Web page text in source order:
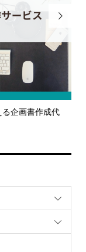
企画・デザインの単
